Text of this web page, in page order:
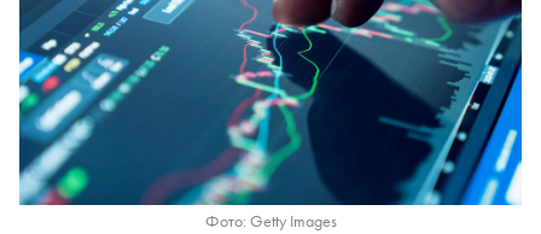
Фото: Getty Images